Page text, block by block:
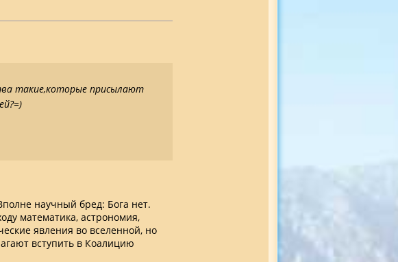
такие,которые присылают
научный бред: Бога нет.
математика, астрономия,
явления во вселенной, но
вступить в Коалицию